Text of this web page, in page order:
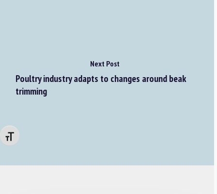
Changer la taille de la police
Next Post
Poultry industry adapts to changes around beak
trimming